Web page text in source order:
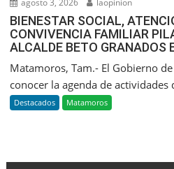
agosto 3, 2026 laopinion
BIENESTAR SOCIAL,
CONVIVENCIA FAMILIAR
ALCALDE BETO GRANADOS
Matamoros, Tam.- El Gobierno
conocer la agenda de actividades
Destacados Matamoros